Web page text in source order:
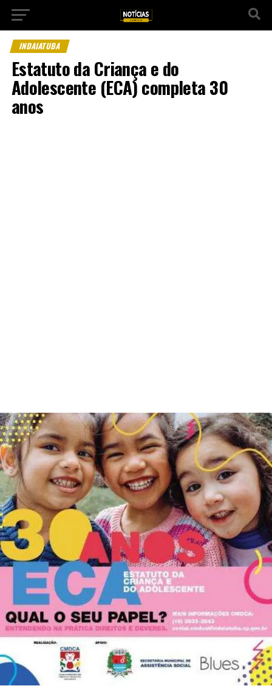
INDAIATUBA
Estatuto da Criança e do
Adolescente (ECA) completa 30
anos